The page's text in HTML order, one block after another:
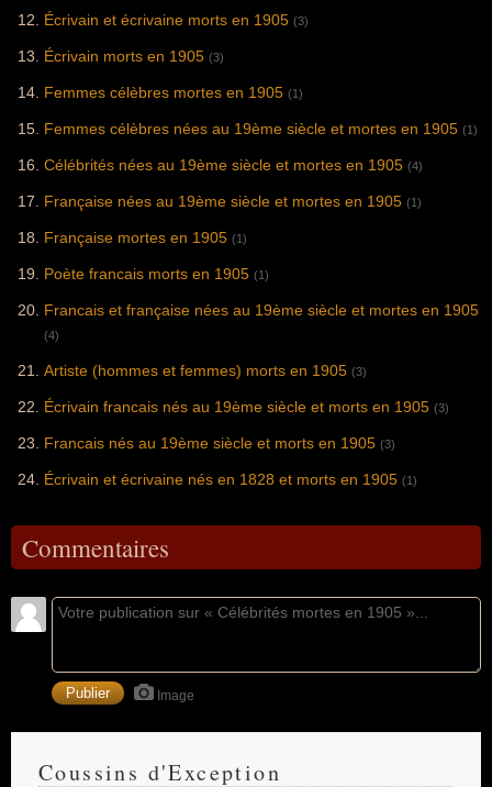
Écrivain et écrivaine morts en 1905 (3)
Écrivain morts en 1905 (3)
Femmes célèbres mortes en 1905 (1)
Femmes célèbres nées au 19ème siècle et mortes en 1905 (1)
Célébrités nées au 19ème siècle et mortes en 1905 (4)
Française nées au 19ème siècle et mortes en 1905 (1)
Française mortes en 1905 (1)
Poète francais morts en 1905 (1)
Francais et française nées au 19ème siècle et mortes en 1905
(4)
Artiste (hommes et femmes) morts en 1905 (3)
Écrivain francais nés au 19ème siècle et morts en 1905 (3)
Francais nés au 19ème siècle et morts en 1905 (3)
Écrivain et écrivaine nés en 1828 et morts en 1905 (1)
Commentaires
Image
Coussins d'Exception